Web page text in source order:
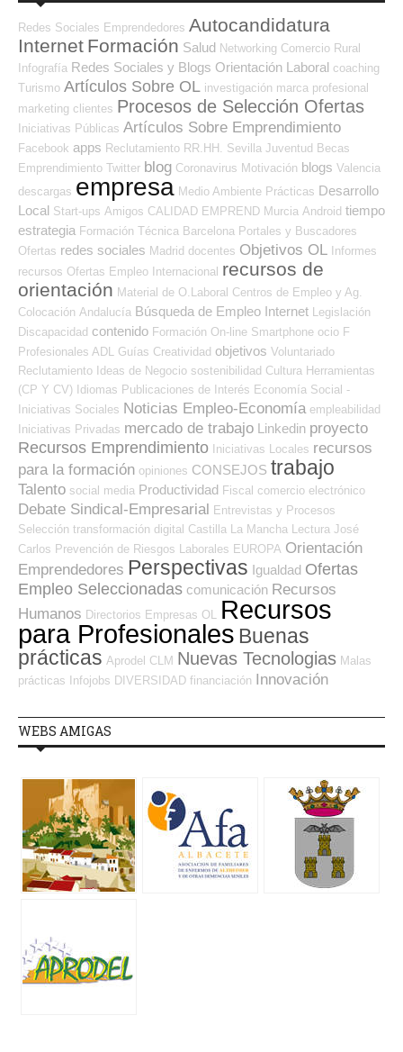
Redes Sociales Emprendedores Autocandidatura
Internet Formación Salud Networking Comercio Rural
Infografía Redes Sociales y Blogs Orientación Laboral coaching
Turismo Artículos Sobre OL investigación marca profesional
marketing clientes Procesos de Selección Ofertas
Iniciativas Públicas Artículos Sobre Emprendimiento
Facebook apps Reclutamiento RR.HH. Sevilla Juventud Becas
Emprendimiento Twitter blog Coronavirus Motivación blogs Valencia
descargas empresa Medio Ambiente Prácticas Desarrollo
Local Start-ups Amigos CALIDAD EMPREND Murcia Android tiempo
estrategia Formación Técnica Barcelona Portales y Buscadores
Ofertas redes sociales Madrid docentes Objetivos OL Informes
recursos Ofertas Empleo Internacional recursos de
orientación Material de O.Laboral Centros de Empleo y Ag.
Colocación Andalucía Búsqueda de Empleo Internet Legislación
Discapacidad contenido Formación On-line Smartphone ocio F
Profesionales ADL Guías Creatividad objetivos Voluntariado
Reclutamiento Ideas de Negocio sostenibilidad Cultura Herramientas
(CP Y CV) Idiomas Publicaciones de Interés Economía Social -
Iniciativas Sociales Noticias Empleo-Economía empleabilidad
Iniciativas Privadas mercado de trabajo Linkedin proyecto
Recursos Emprendimiento Iniciativas Locales recursos
para la formación opiniones CONSEJOS trabajo
Talento social media Productividad Fiscal comercio electrónico
Debate Sindical-Empresarial Entrevistas y Procesos
Selección transformación digital Castilla La Mancha Lectura José
Carlos Prevención de Riesgos Laborales EUROPA Orientación
Emprendedores Perspectivas Igualdad Ofertas
Empleo Seleccionadas comunicación Recursos
Humanos Directorios Empresas OL Recursos
para Profesionales Buenas
prácticas Aprodel CLM Nuevas Tecnologias Malas
prácticas
Infojobs DIVERSIDAD financiación Innovación
WEBS AMIGAS